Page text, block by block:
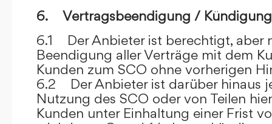
6. Vertragsbeendigung / Kündigung
6.1 Der Anbieter ist berechtigt, aber
Beendigung aller Verträge mit dem
Kunden zum SCO ohne vorherigen
6.2 Der Anbieter ist darüber hinaus
Nutzung des SCO oder von Teilen
Kunden unter Einhaltung einer Frist